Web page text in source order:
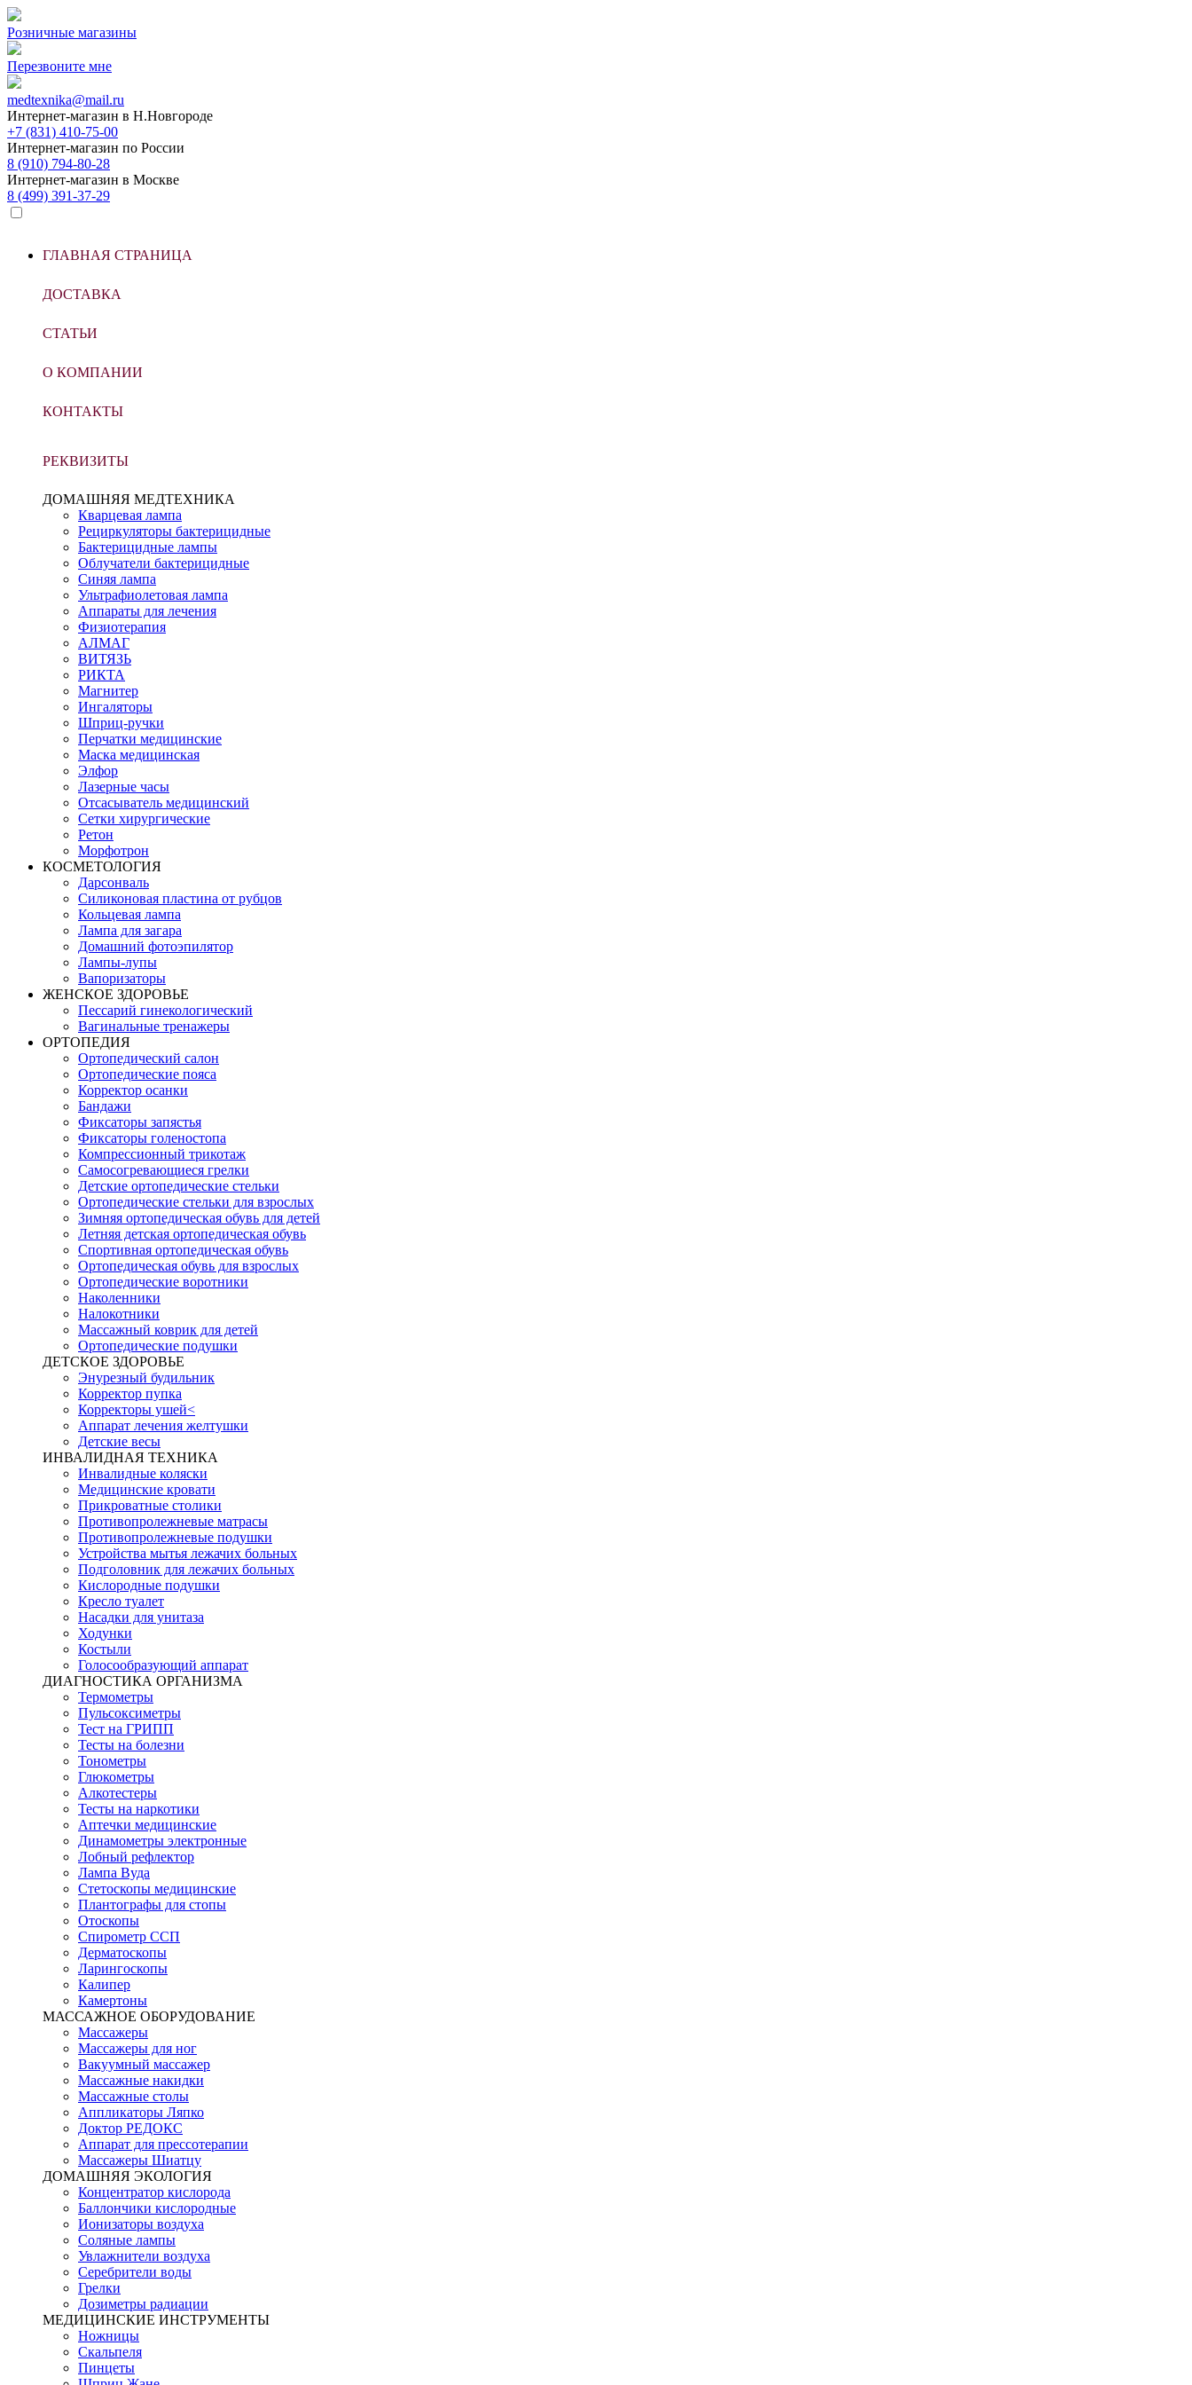
Розничные магазины
Перезвоните мне
medtexnika@mail.ru
Интернет-магазин в Н.Новгороде
+7 (831) 410-75-00
Интернет-магазин по России
8 (910) 794-80-28
Интернет-магазин в Москве
8 (499) 391-37-29
ГЛАВНАЯ СТРАНИЦА
ДОСТАВКА
СТАТЬИ
О КОМПАНИИ
КОНТАКТЫ
РЕКВИЗИТЫ
ДОМАШНЯЯ МЕДТЕХНИКА
Кварцевая лампа
Рециркуляторы бактерицидные
Бактерицидные лампы
Облучатели бактерицидные
Синяя лампа
Ультрафиолетовая лампа
Аппараты для лечения
Физиотерапия
АЛМАГ
ВИТЯЗЬ
РИКТА
Магнитер
Ингаляторы
Шприц-ручки
Перчатки медицинские
Маска медицинская
Элфор
Лазерные часы
Отсасыватель медицинский
Сетки хирургические
Ретон
Морфотрон
КОСМЕТОЛОГИЯ
Дарсонваль
Силиконовая пластина от рубцов
Кольцевая лампа
Лампа для загара
Домашний фотоэпилятор
Лампы-лупы
Вапоризаторы
ЖЕНСКОЕ ЗДОРОВЬЕ
Пессарий гинекологический
Вагинальные тренажеры
ОРТОПЕДИЯ
Ортопедический салон
Ортопедические пояса
Корректор осанки
Бандажи
Фиксаторы запястья
Фиксаторы голеностопа
Компрессионный трикотаж
Самосогревающиеся грелки
Детские ортопедические стельки
Ортопедические стельки для взрослых
Зимняя ортопедическая обувь для детей
Летняя детская ортопедическая обувь
Спортивная ортопедическая обувь
Ортопедическая обувь для взрослых
Ортопедические воротники
Наколенники
Налокотники
Массажный коврик для детей
Ортопедические подушки
ДЕТСКОЕ ЗДОРОВЬЕ
Энурезный будильник
Корректор пупка
Корректоры ушей<
Аппарат лечения желтушки
Детские весы
ИНВАЛИДНАЯ ТЕХНИКА
Инвалидные коляски
Медицинские кровати
Прикроватные столики
Противопролежневые матрасы
Противопролежневые подушки
Устройства мытья лежачих больных
Подголовник для лежачих больных
Кислородные подушки
Кресло туалет
Насадки для унитаза
Ходунки
Костыли
Голосообразующий аппарат
ДИАГНОСТИКА ОРГАНИЗМА
Термометры
Пульсоксиметры
Тест на ГРИПП
Тесты на болезни
Тонометры
Глюкометры
Алкотестеры
Тесты на наркотики
Аптечки медицинские
Динамометры электронные
Лобный рефлектор
Лампа Вуда
Стетоскопы медицинские
Плантографы для стопы
Отоскопы
Спирометр ССП
Дерматоскопы
Ларингоскопы
Калипер
Камертоны
МАССАЖНОЕ ОБОРУДОВАНИЕ
Массажеры
Массажеры для ног
Вакуумный массажер
Массажные накидки
Массажные столы
Аппликаторы Ляпко
Доктор РЕДОКС
Аппарат для прессотерапии
Массажеры Шиатцу
ДОМАШНЯЯ ЭКОЛОГИЯ
Концентратор кислорода
Баллончики кислородные
Ионизаторы воздуха
Соляные лампы
Увлажнители воздуха
Серебрители воды
Грелки
Дозиметры радиации
МЕДИЦИНСКИЕ ИНСТРУМЕНТЫ
Ножницы
Скальпеля
Пинцеты